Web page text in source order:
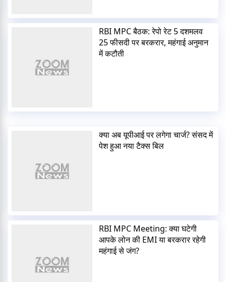
RBI MPC बैठक: रेपो रेट 5 दशमलव
25 फीसदी पर बरकरार, महंगाई अनुमान
में कटौती
क्या अब यूपीआई पर लगेगा चार्ज? संसद में
पेश हुआ नया टैक्स बिल
RBI MPC Meeting: क्या घटेगी
आपके लोन की EMI या बरकरार रहेगी
महंगाई से जंग?